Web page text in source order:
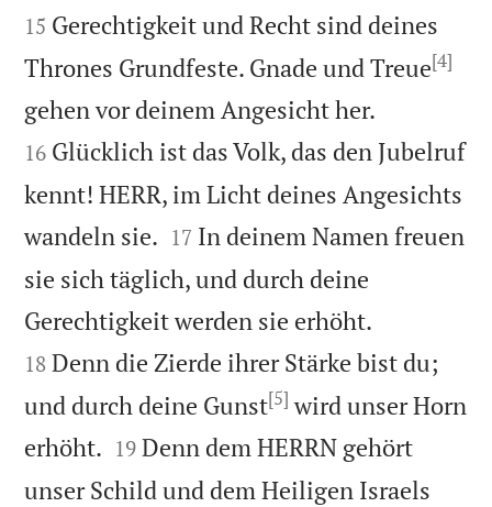
15 Gerechtigkeit und Recht sind deines
Thrones Grundfeste. Gnade und Treue[4]
gehen vor deinem Angesicht her.
16 Glücklich ist das Volk, das den Jubelruf
kennt! HERR, im Licht deines Angesichts
wandeln sie. 

17 In deinem Namen freuen
sie sich täglich, und durch deine
Gerechtigkeit werden sie erhöht.
18 Denn die Zierde ihrer Stärke bist du;
und durch deine Gunst[5] wird unser Horn
erhöht. 

19 Denn dem HERRN gehört
unser Schild und dem Heiligen Israels